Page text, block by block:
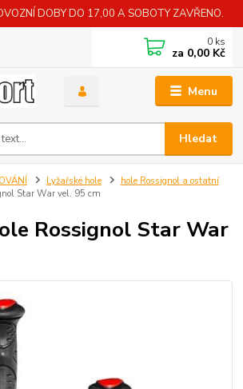
DOBY DO 17,00 A SOBOTY ZAVŘENO.
Menu
Hledat
0 ks
za 0,00 Kč
Lyžařské hole
hole Rossignol a ostatní
Star War vel. 95 cm
Rossignol Star War